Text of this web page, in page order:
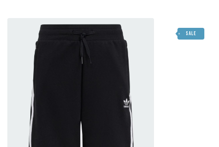
originaleattuale
è:
SALE